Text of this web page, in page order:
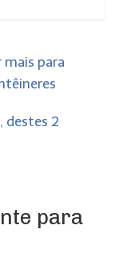
mais para
destes 2
para